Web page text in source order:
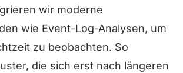
wir moderne
wie Event-Log-Analysen, um
zu beobachten. So
die sich erst nach längeren